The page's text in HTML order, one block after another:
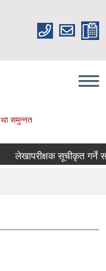
समुन्नत
लेखापरीक्षक सूचीकृत गर्ने